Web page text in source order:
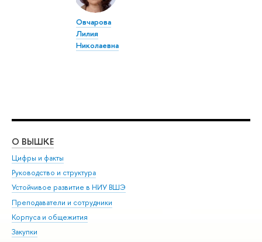
Овчарова
Лилия
Николаевна
О ВЫШКЕ
Цифры и факты
Руководство и структура
Устойчивое развитие в НИУ ВШЭ
Преподаватели и сотрудники
Корпуса и общежития
Закупки